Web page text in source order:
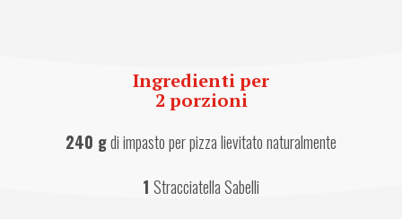
Ingredienti per
2 porzioni
240 g di impasto per pizza lievitato naturalmente
1 Stracciatella Sabelli